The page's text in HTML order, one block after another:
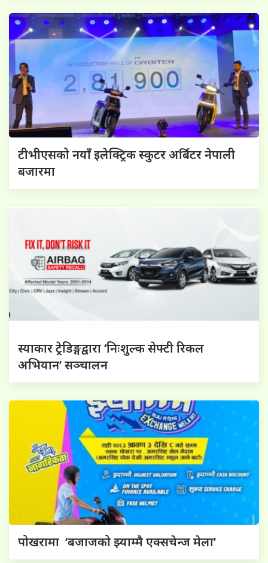
टीभीएसको नयाँ इलेक्ट्रिक स्कुटर अर्बिटर नेपाली
बजारमा
स्याकार ट्रेडिङ्गद्वारा ‘निःशुल्क सेफ्टी रिकल
अभियान’ सञ्चालन
पोखरामा ‘बजाजको झ्याम्मै एक्सचेन्ज मेला’